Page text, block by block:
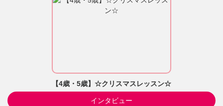
【4歳・5歳】☆クリスマスレッスン☆
インタビュー